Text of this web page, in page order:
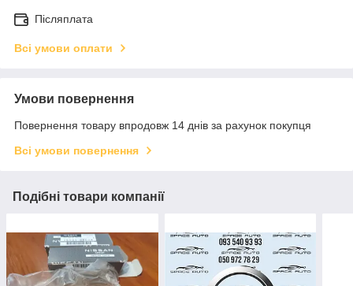
Післяплата
Всі умови оплати
Умови повернення
Повернення товару впродовж 14 днів за рахунок покупця
Всі умови повернення
Подібні товари компанії